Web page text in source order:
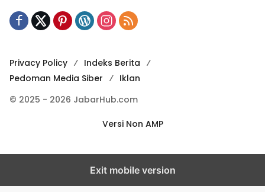
Privacy Policy
Indeks Berita
Pedoman Media Siber
Iklan
© 2025 - 2026 JabarHub.com
Versi Non AMP
Exit mobile version